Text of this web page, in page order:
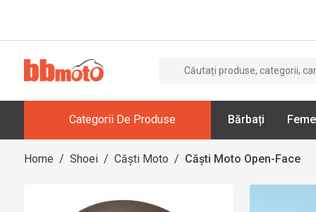
Categorii De Produse Bărbați
Home / Shoei / Căști Moto / Căști Moto Open-Face